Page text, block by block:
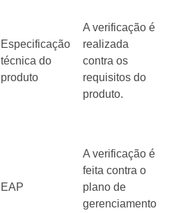
Especificação
técnica do
produto
A verificação é
realizada
contra os
requisitos do
produto.
EAP
A verificação é
feita contra o
plano de
gerenciamento